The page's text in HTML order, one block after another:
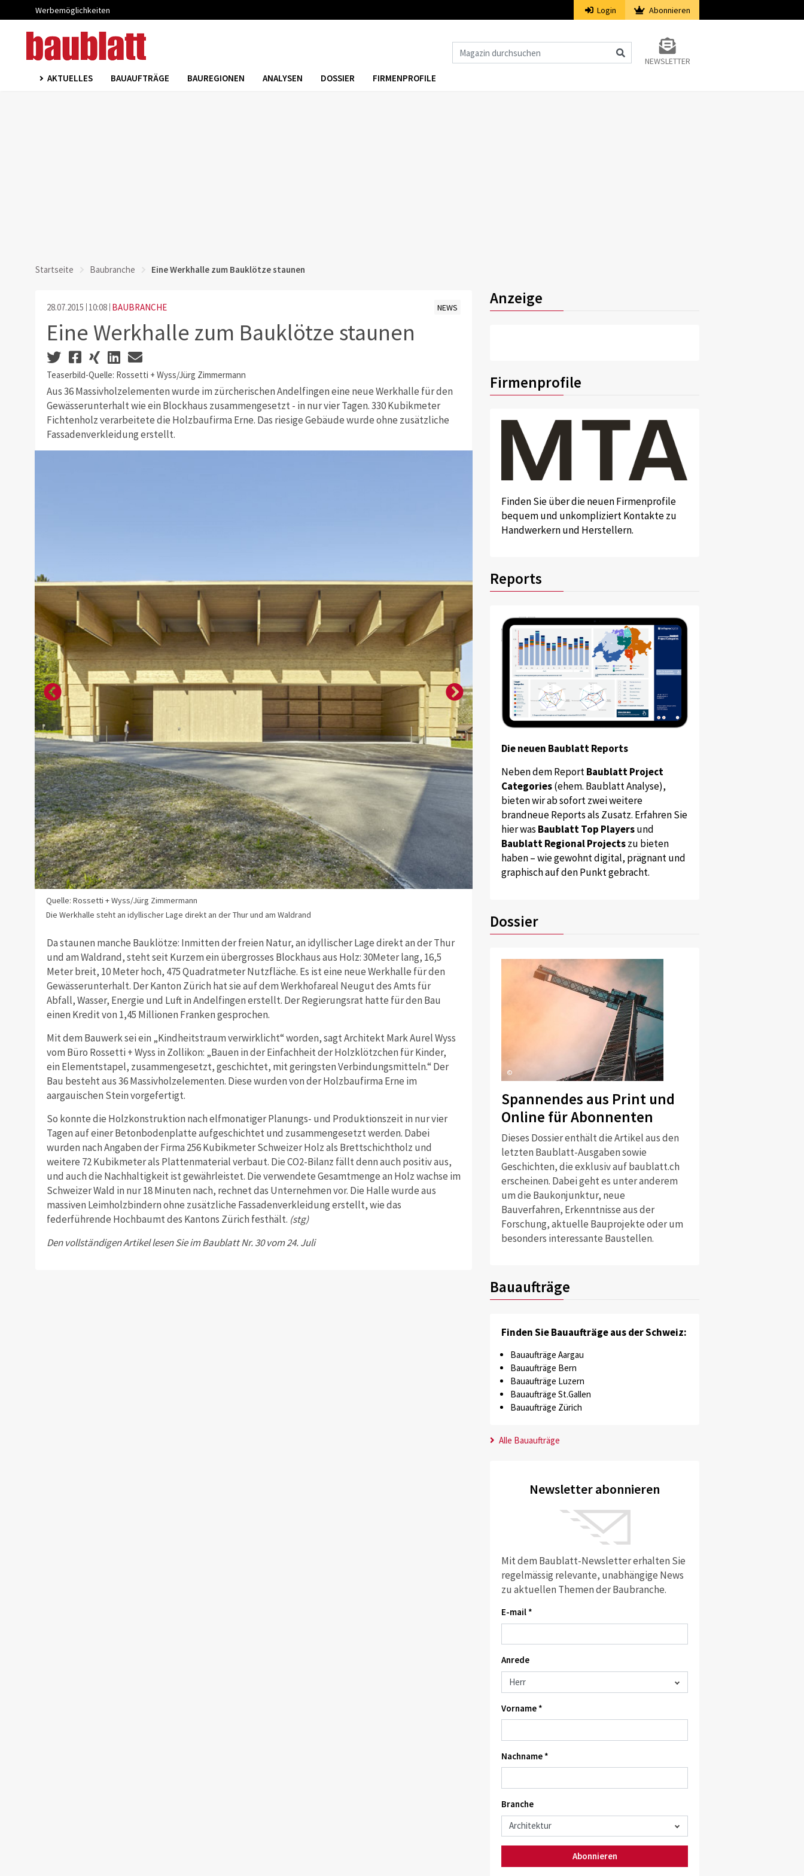
Werbemöglichkeiten Login Abonnieren
NEWSLETTER
AKTUELLES BAUAUFTRÄGE BAUREGIONEN ANALYSEN DOSSIER FIRMENPROFILE
Startseite Baubranche Eine Werkhalle zum Bauklötze staunen
28.07.2015 10:08 BAUBRANCHE NEWS
Eine Werkhalle zum Bauklötze staunen
Teaserbild-Quelle: Rossetti + Wyss/Jürg Zimmermann
Aus 36 Massivholzelementen wurde im zürcherischen Andelfingen eine neue Werkhalle für den
Gewässerunterhalt wie ein Blockhaus zusammengesetzt - in nur vier Tagen. 330 Kubikmeter
Fichtenholz verarbeitete die Holzbaufirma Erne. Das riesige Gebäude wurde ohne zusätzliche
Fassadenverkleidung erstellt.
Quelle: Rossetti + Wyss/Jürg Zimmermann
Die Werkhalle steht an idyllischer Lage direkt an der Thur und am Waldrand
Im Neubau finden sechs grosse Fahrzeuge und Maschinen für den Gewässerunterhalt
Da staunen manche Bauklötze: Inmitten der freien Natur, an idyllischer Lage direkt an der Thur
und am Waldrand, steht seit Kurzem ein übergrosses Blockhaus aus Holz: 30Meter lang, 16,5
Meter breit, 10 Meter hoch, 475 Quadratmeter Nutzfläche. Es ist eine neue Werkhalle für den
Gewässerunterhalt. Der Kanton Zürich hat sie auf dem Werkhofareal Neugut des Amts für
Abfall, Wasser, Energie und Luft in Andelfingen erstellt. Der Regierungsrat hatte für den Bau
einen Kredit von 1,45 Millionen Franken gesprochen.
Mit dem Bauwerk sei ein „Kindheitstraum verwirklicht“ worden, sagt Architekt Mark Aurel Wyss
vom Büro Rossetti + Wyss in Zollikon: „Bauen in der Einfachheit der Holzklötzchen für Kinder,
ein Elementstapel, zusammengesetzt, geschichtet, mit geringsten Verbindungsmitteln.“ Der
Bau besteht aus 36 Massivholzelementen. Diese wurden von der Holzbaufirma Erne im
aargauischen Stein vorgefertigt.
So konnte die Holzkonstruktion nach elfmonatiger Planungs- und Produktionszeit in nur vier
Tagen auf einer Betonbodenplatte aufgeschichtet und zusammengesetzt werden. Dabei
wurden nach Angaben der Firma 256 Kubikmeter Schweizer Holz als Brettschichtholz und
weitere 72 Kubikmeter als Plattenmaterial verbaut. Die CO2-Bilanz fällt denn auch positiv aus,
und auch die Nachhaltigkeit ist gewährleistet. Die verwendete Gesamtmenge an Holz wachse im
Schweizer Wald in nur 18 Minuten nach, rechnet das Unternehmen vor. Die Halle wurde aus
massiven Leimholzbindern ohne zusätzliche Fassadenverkleidung erstellt, wie das
federführende Hochbaumt des Kantons Zürich festhält. (stg)
Den vollständigen Artikel lesen Sie im Baublatt Nr. 30 vom 24. Juli
Anzeige
Firmenprofile
Finden Sie über die neuen Firmenprofile
bequem und unkompliziert Kontakte zu
Handwerkern und Herstellern.
Reports
Die neuen Baublatt Reports
Neben dem ReportBaublatt Project
Categories(ehem. Baublatt Analyse),
bieten wir ab sofort zwei weitere
brandneue Reports als Zusatz. Erfahren Sie
hier was Baublatt Top Playersund
Baublatt Regional Projectszu bieten
haben – wie gewohnt digital, prägnant und
graphisch auf den Punkt gebracht.
Dossier
©
Spannendes aus Print und
Online für Abonnenten
Dieses Dossier enthält die Artikel aus den
letzten Baublatt-Ausgaben sowie
Geschichten, die exklusiv auf baublatt.ch
erscheinen. Dabei geht es unter anderem
um die Baukonjunktur, neue
Bauverfahren, Erkenntnisse aus der
Forschung, aktuelle Bauprojekte oder um
besonders interessante Baustellen.
Bauaufträge
Finden Sie Bauaufträge aus der Schweiz:
Bauaufträge Aargau
Bauaufträge Bern
Bauaufträge Luzern
Bauaufträge St.Gallen
Bauaufträge Zürich
Alle Bauaufträge
Newsletter abonnieren
Mit dem Baublatt-Newsletter erhalten Sie
regelmässig relevante, unabhängige News
zu aktuellen Themen der Baubranche.
E-mail *
Anrede
Vorname *
Nachname *
Branche
Abonnieren